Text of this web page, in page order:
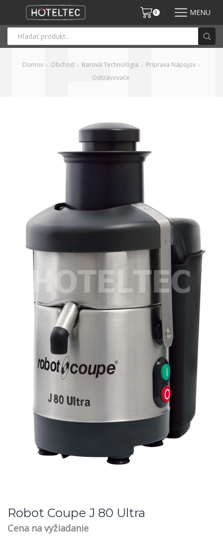
0 MENU
Domov Obchod Barová Technológia
Príprava Nápojov
Odšťavovače
Robot Coupe J 80 Ultra
Cena na vyžiadanie